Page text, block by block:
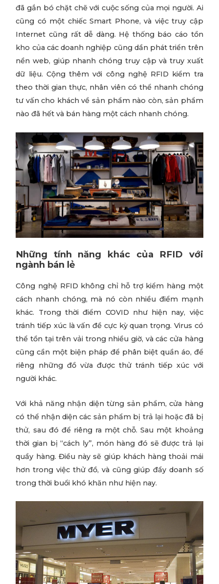
đã gắn bó chặt chẽ với cuộc sống của mọi người. Ai
cũng có một chiếc Smart Phone, và việc truy cập
Internet cũng rất dễ dàng. Hệ thống báo cáo tồn
kho của các doanh nghiệp cũng dần phát triển trên
nền web, giúp nhanh chóng truy cập và truy xuất
dữ liệu. Cộng thêm với công nghệ RFID kiểm tra
theo thời gian thực, nhân viên có thể nhanh chóng
tư vấn cho khách về sản phẩm nào còn, sản phẩm
nào đã hết và bán hàng một cách nhanh chóng.
Những tính năng khác của RFID với
ngành bán lẻ
Công nghệ RFID không chỉ hỗ trợ kiểm hàng một
cách nhanh chóng, mà nó còn nhiều điểm mạnh
khác. Trong thời điểm COVID như hiện nay, việc
tránh tiếp xúc là vấn đề cực kỳ quan trọng. Virus có
thể tồn tại trên vải trong nhiều giờ, và các cửa hàng
cũng cần một biện pháp để phân biệt quần áo, để
riêng những đồ vừa được thử tránh tiếp xúc với
người khác.
Với khả năng nhận diện từng sản phẩm, cửa hàng
có thể nhận diện các sản phẩm bị trả lại hoặc đã bị
thử, sau đó để riêng ra một chỗ. Sau một khoảng
thời gian bị “cách ly”, món hàng đó sẽ được trả lại
quầy hàng. Điều này sẽ giúp khách hàng thoải mái
hơn trong việc thử đồ, và cũng giúp đẩy doanh số
trong thời buổi khó khăn như hiện nay.